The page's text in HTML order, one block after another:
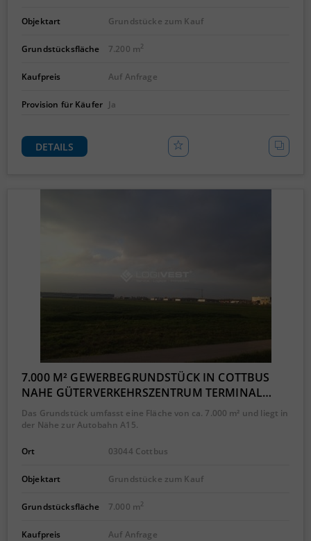
Objektart Grundstücke zum Kauf
Grundstücksfläche 7.200 m2
Kaufpreis Auf Anfrage
Provision für Käufer Ja
DETAILS
7.000 M² GEWERBEGRUNDSTÜCK IN COTTBUS
NAHE GÜTERVERKEHRSZENTRUM TERMINAL…
Das Grundstück umfasst eine Fläche von ca. 7.000 m² und liegt in
der Nähe zur Autobahn A15.
Ort 03044 Cottbus
Objektart Grundstücke zum Kauf
Grundstücksfläche 7.000 m2
Kaufpreis Auf Anfrage